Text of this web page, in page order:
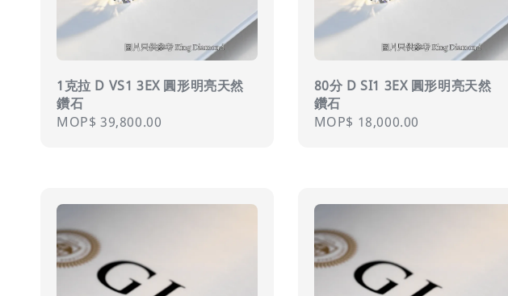
1克拉 D VS1 3EX 圓形明亮天然
鑽石
Regular
MOP$ 39,800.00
80分 D SI1 3EX 圓形明亮天然
鑽石
Regular
MOP$ 18,000.00